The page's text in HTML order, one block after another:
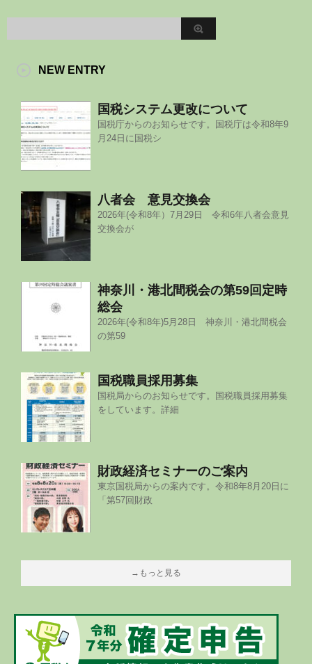
NEW ENTRY
国税システム更改について
国税庁からのお知らせです。国税庁は令和8年9
月24日に国税シ
八者会 意見交換会
2026年(令和8年）7月29日 令和6年八者会意見
交換会が
神奈川・港北間税会の第59回定時
総会
2026年(令和8年)5月28日 神奈川・港北間税会
の第59
国税職員採用募集
国税局からのお知らせです。国税職員採用募集
をしています。詳細
財政経済セミナーのご案内
東京国税局からの案内です。令和8年8月20日に
「第57回財政
→もっと見る